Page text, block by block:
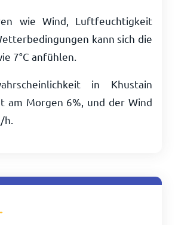
wie Wind, Luftfeuchtigkeit
kann sich die
7°C anfühlen.
in Khustain
am Morgen 6%, und der Wind
h